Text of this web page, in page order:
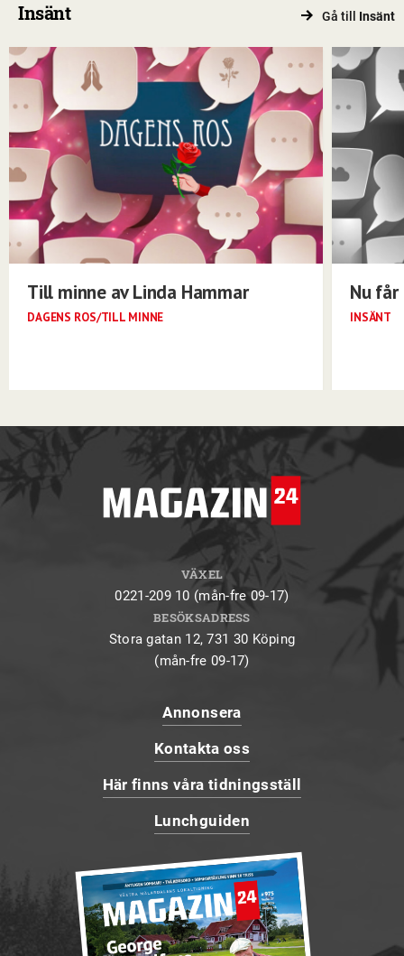
Insänt Gå till Insänt
Till minne av Linda Hammar
DAGENS ROS/TILL MINNE
Nu
INSÄNT
VÄXEL
0221-209 10 (mån-fre 09-17)
BESÖKSADRESS
Stora gatan 12, 731 30 Köping
(mån-fre 09-17)
Annonsera
Kontakta oss
Här finns våra tidningsställ
Lunchguiden